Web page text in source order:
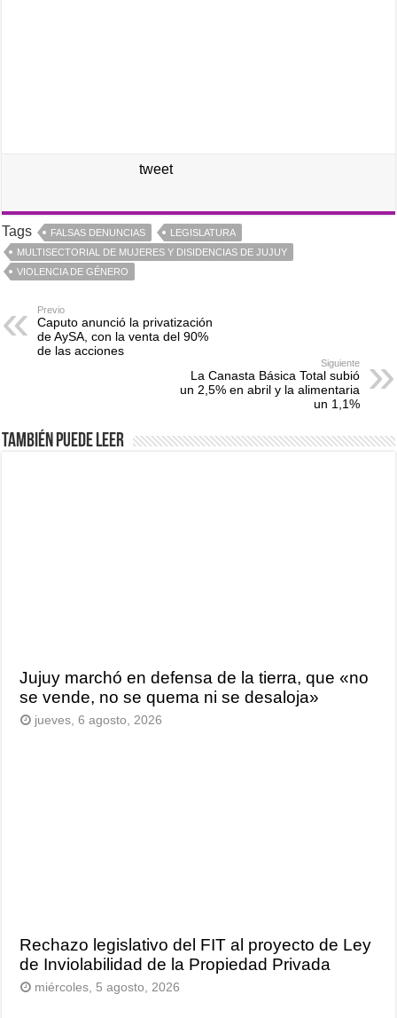
tweet
Tags FALSAS DENUNCIAS
LEGISLATURA
MULTISECTORIAL DE MUJERES Y DISIDENCIAS DE JUJUY
VIOLENCIA DE GÉNERO
Previo
Caputo anunció la privatización
de AySA, con la venta del 90%
de las acciones
Siguiente
La Canasta Básica Total subió
un 2,5% en abril y la alimentaria
un 1,1%
También puede leer
Jujuy marchó en defensa de la tierra, que «no
se vende, no se quema ni se desaloja»
jueves, 6 agosto, 2026
Rechazo legislativo del FIT al proyecto de Ley
de Inviolabilidad de la Propiedad Privada
miércoles, 5 agosto, 2026